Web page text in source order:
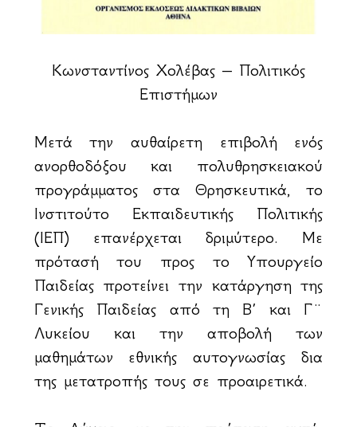
Κωνσταντίνος Χολέβας – Πολιτικός
Επιστήμων
Μετά την αυθαίρετη επιβολή ενός
ανορθοδόξου και πολυθρησκειακού
προγράμματος στα Θρησκευτικά, το
Ινστιτούτο Εκπαιδευτικής Πολιτικής
(ΙΕΠ) επανέρχεται δριμύτερο. Με
πρότασή του προς το Υπουργείο
Παιδείας προτείνει την κατάργηση της
Γενικής Παιδείας από τη Β΄ και Γ¨
Λυκείου και την αποβολή των
μαθημάτων εθνικής αυτογνωσίας δια
της μετατροπής τους σε προαιρετικά.